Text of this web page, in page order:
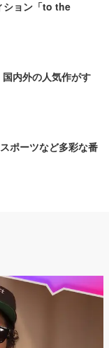
ション「to the
内外の人気作がす
ポーツなど多彩な番